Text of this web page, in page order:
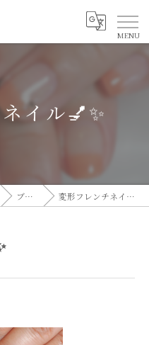
イル💅✨
ブログ 変形フレンチネイル💅✨